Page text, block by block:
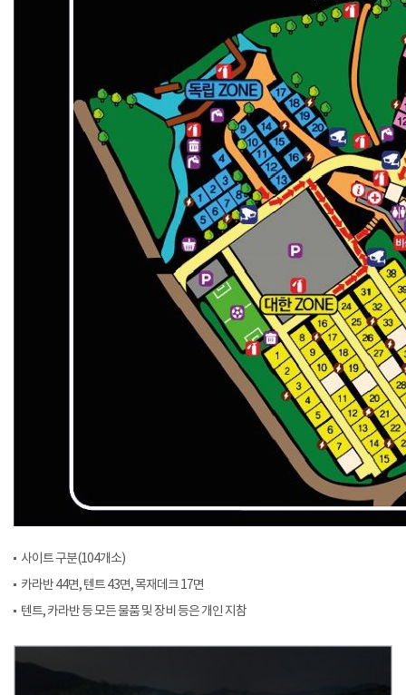
사이트 구분(104개소)
카라반 44면, 텐트 43면, 목재데크 17면
텐트, 카라반 등 모든 물품 및 장비 등은 개인 지참